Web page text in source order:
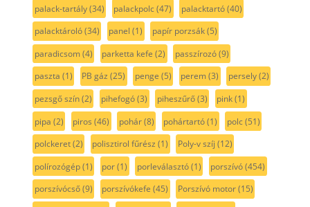
palack-tartály(34) palackpolc(47) palacktartó(40)
palacktároló(34) panel (1) papír porzsák(5)
paradicsom(4) parketta kefe (2) passzírozó(9)
paszta (1) PB gáz (25) penge (5) perem(3) persely(2)
pezsgő szín(2) pihefogó(3) piheszűrő(3) pink(1)
pipa (2) piros (46) pohár(8) pohártartó(1) polc(51)
polckeret(2) polisztirol fűrész (1) Poly-v szíj (12)
polírozógép(1) por(1) porleválasztó(1) porszívó(454)
porszívócső(9) porszívókefe (45) Porszívó motor(15)